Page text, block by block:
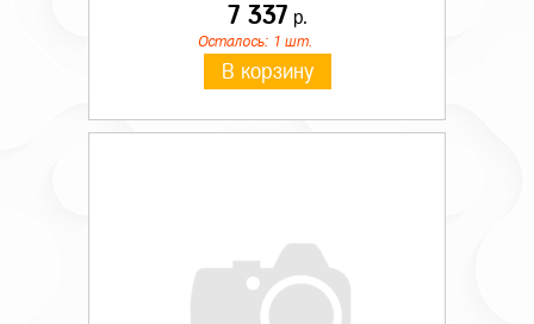
7 337 р.
Осталось: 1 шт.
В корзину